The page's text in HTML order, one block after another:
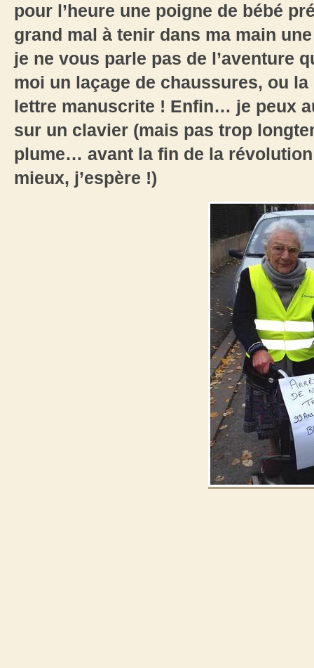
pour l’heure une poigne de bébé
grand mal à tenir dans ma main
je ne vous parle pas de l’aventure
moi un laçage de chaussures, ou la
lettre manuscrite ! Enfin… je peux
sur un clavier (mais pas trop
plume… avant la fin de la
mieux, j’espère !)